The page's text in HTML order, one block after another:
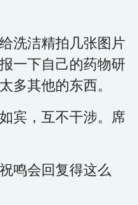
洗洁精拍几张图片
一下自己的药物研
多其他的东西。
宾，互不干涉。席
鸣会回复得这么